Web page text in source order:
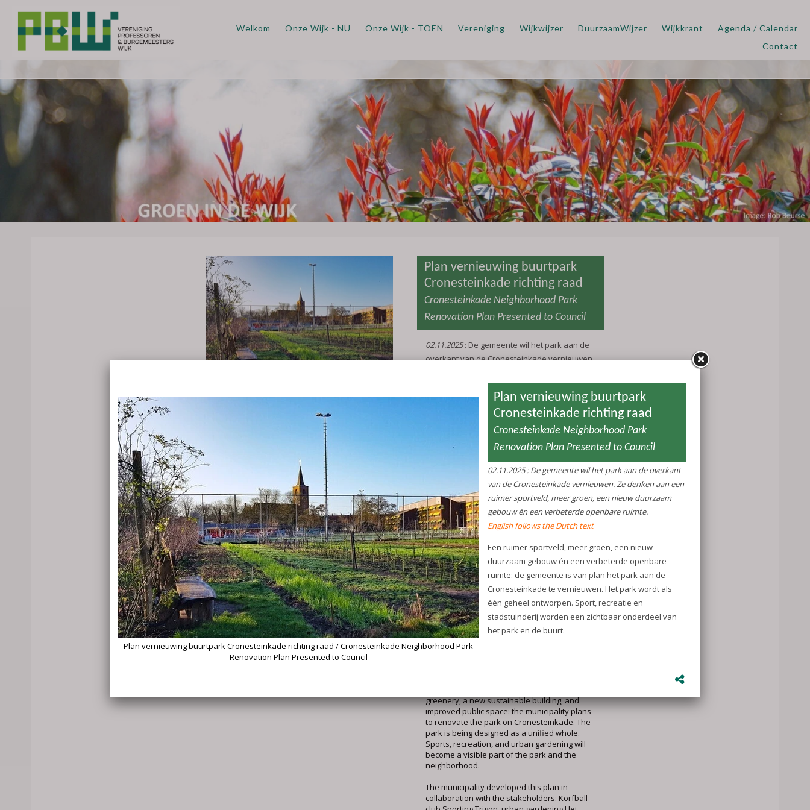
Welkom Onze Wijk - NU Onze Wijk - TOEN Vereniging Wijkwijzer DuurzaamWijzer Wijkkrant
Agenda / Calendar
Contact
Plan vernieuwing buurtpark
Cronesteinkade richting raad
Cronesteinkade Neighborhood Park
Renovation Plan Presented to Council
02.11.2025: De gemeente wil het park aan de
overkant van de Cronesteinkade vernieuwen.
groen, een nieuw duurzaam gebouw én een
verbeterde openbare ruimte.
English follows the Dutch text
Een ruimer sportveld, meer groen, een nieuw
duurzaam gebouw én een verbeterde
openbare ruimte: de gemeente is van plan het
park aan de Cronesteinkade te vernieuwen.
Het park wordt als één geheel ontworpen.
Sport, recreatie en stadstuinderij worden een
zichtbaar onderdeel van het park en de buurt.
De gemeente heeft dit plan opgesteld in
samenwerking met de betrokken partijen, te
weten Korfbalvereniging Sporting Trigon,
Stadstuinderij Het Zoete Land, Leidse
Hockeyclub Roomburg en Kinderopvang ’t
Kasteel.
Het plan gaat nu naar de gemeenteraad.
Meer leest u hier.
The municipality wants to renovate the park
greenery, a new sustainable building, and
improved public space: the municipality plans
to renovate the park on Cronesteinkade. The
park is being designed as a unified whole.
Sports, recreation, and urban gardening will
become a visible part of the park and the
neighborhood.
The municipality developed this plan in
collaboration with the stakeholders: Korfball